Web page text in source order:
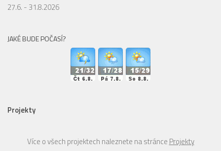
27.6. - 31.8.2026
JAKÉ BUDE POČASÍ?
Projekty
Více o všech projektech naleznete na stránce Projekty